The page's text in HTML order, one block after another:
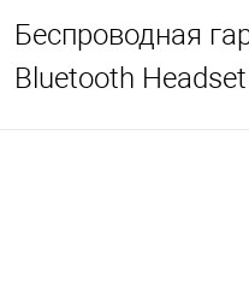
Беспроводная
Bluetooth